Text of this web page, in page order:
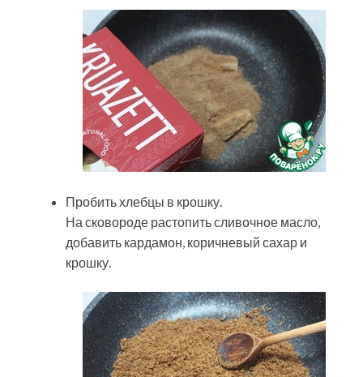
Пробить хлебцы в крошку.
На сковороде растопить сливочное масло,
добавить кардамон, коричневый сахар и
крошку.